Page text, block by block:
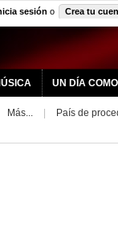
sesión o Crea tu
UN DÍA
Más... País de